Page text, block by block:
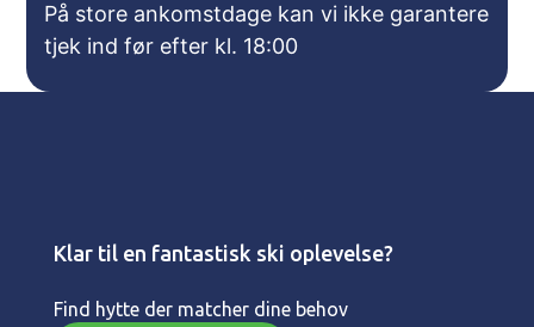
På store ankomstdage kan vi ikke garantere
tjek ind før efter kl. 18:00
Klar til en fantastisk ski oplevelse?
Find hytte der matcher dine behov